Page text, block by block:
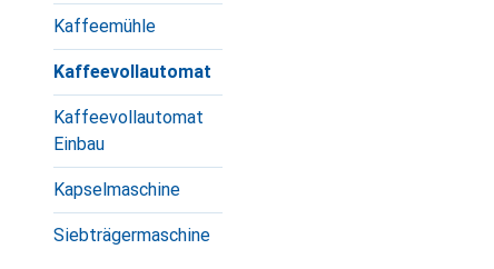
Kaffeemühle
Kaffeevollautomat
Kaffeevollautomat
Einbau
Kapselmaschine
Siebträgermaschine